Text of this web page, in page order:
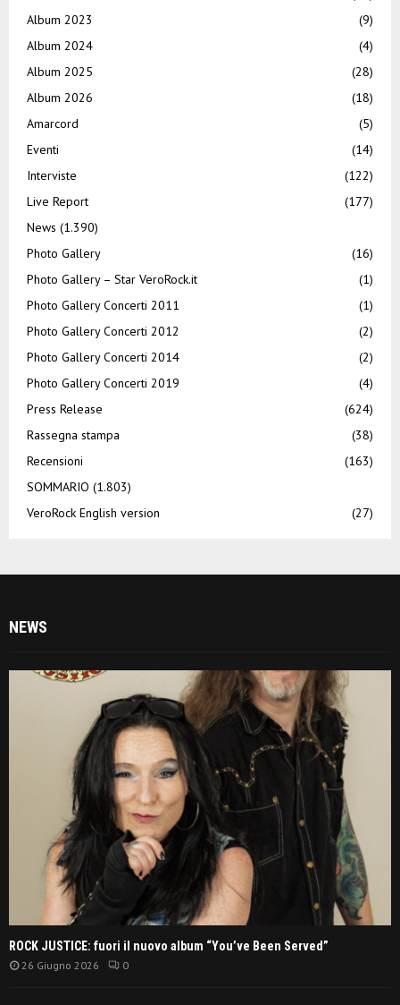
Album 2023
(9)
Album 2024
(4)
Album 2025
(28)
Album 2026
(18)
Amarcord
(5)
Eventi
(14)
Interviste
(122)
Live Report
(177)
News (1.390)
Photo Gallery
(16)
Photo Gallery – Star VeroRock.it
(1)
Photo Gallery Concerti 2011
(1)
Photo Gallery Concerti 2012
(2)
Photo Gallery Concerti 2014
(2)
Photo Gallery Concerti 2019
(4)
Press Release
(624)
Rassegna stampa
(38)
Recensioni
(163)
SOMMARIO (1.803)
VeroRock English version
(27)
NEWS
ROCK JUSTICE: fuori il nuovo album “You’ve Been Served”
26 Giugno 2026 0